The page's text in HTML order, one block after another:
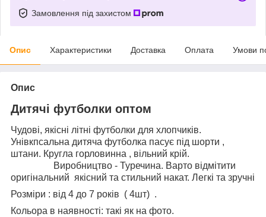
Замовлення під захистом
Опис Характеристики Доставка Оплата Умови
Опис
Дитячі футболки оптом
Чудові, якісні літні футболки для хлопчиків.
Унівкпсальна дитяча футболка пасує під шорти ,
штани. Кругла горловинна , вільний крій.
Виробництво - Туречина. Варто відмітити
оригінальний якісний та стильний накат. Легкі та зручні
Розміри : від 4 до 7 років ( 4шт) .
Кольора в наявності: такі як на фото.